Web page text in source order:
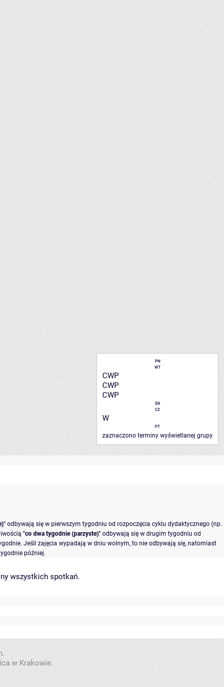
PN
WT
CWP
CWP
CWP
ŚR
CZ
W
PT
zaznaczono terminy wyświetlanej grupy
odbywają się w pierwszym tygodniu od rozpoczęcia cyklu dydaktycznego (np.
"co dwa tygodnie (parzyste)" odbywają się w drugim tygodniu od
Jeśli zajęcia wypadają w dniu wolnym, to nie odbywają się, natomiast
później.
wszystkich spotkań.
w Krakowie.